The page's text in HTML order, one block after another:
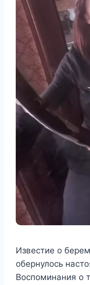
Известие о
обернулось
Воспоминания о